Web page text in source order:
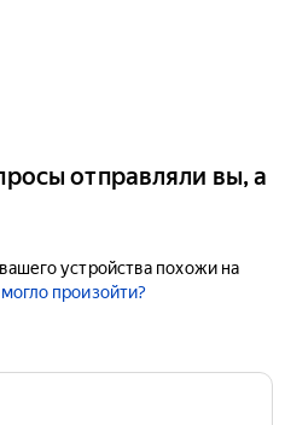
отправляли вы, а
устройства похожи на
произойти?